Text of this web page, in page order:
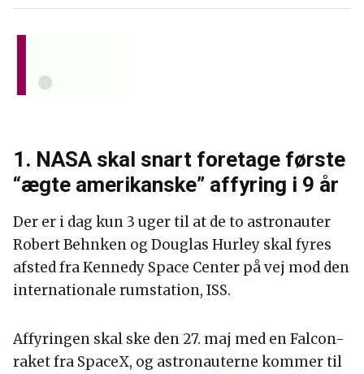
1. NASA skal snart foretage første
“ægte amerikanske” affyring i 9 år
Der er i dag kun 3 uger til at de to astronauter
Robert Behnken og Douglas Hurley skal fyres
afsted fra Kennedy Space Center på vej mod den
internationale rumstation, ISS.
Affyringen skal ske den 27. maj med en Falcon-
raket fra SpaceX, og astronauterne kommer til